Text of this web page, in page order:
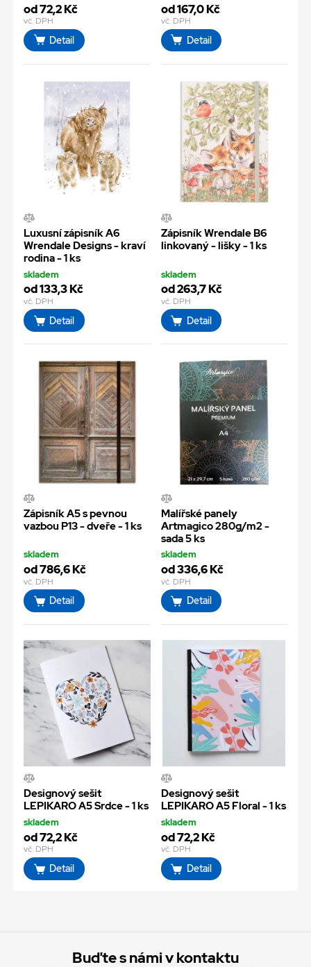
od 72,2 Kč
vč. DPH
Detail
od 167,0 Kč
vč. DPH
Detail
Luxusní zápisník A6
Wrendale Designs - kraví
rodina - 1 ks
skladem
od 133,3 Kč
vč. DPH
Detail
Zápisník Wrendale B6
linkovaný - lišky - 1 ks
skladem
od 263,7 Kč
vč. DPH
Detail
Zápisník A5 s pevnou
vazbou P13 - dveře - 1 ks
skladem
od 786,6 Kč
vč. DPH
Detail
Malířské panely
Artmagico 280g/m2 -
sada 5 ks
skladem
od 336,6 Kč
vč. DPH
Detail
Designový sešit
LEPIKARO A5 Srdce - 1 ks
skladem
od 72,2 Kč
vč. DPH
Detail
Designový sešit
LEPIKARO A5 Floral - 1 ks
skladem
od 72,2 Kč
vč. DPH
Detail
Buďte s námi v kontaktu